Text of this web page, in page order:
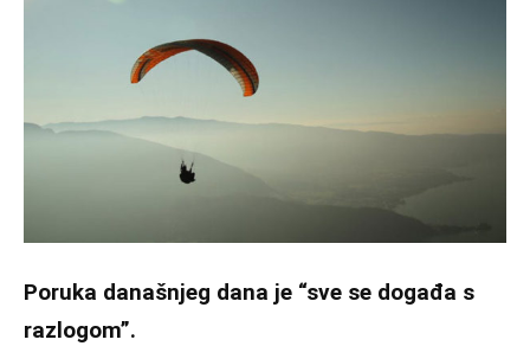
Poruka današnjeg dana je “sve se događa s
razlogom”.